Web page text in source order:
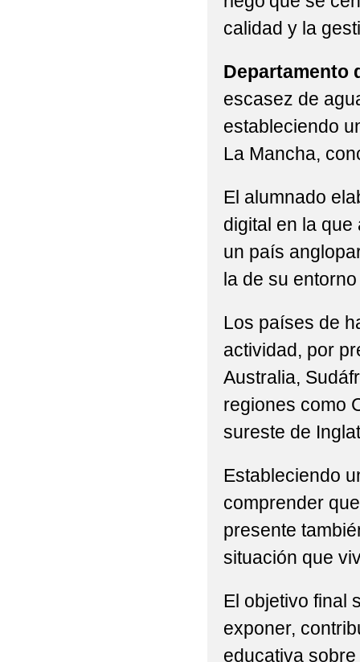
calidad y la
Departamento
escasez de
estableciendo
La Mancha,
El alumnado
digital en la
un país
la de su
Los países de
actividad, por
Australia,
regiones como
sureste de
Estableciendo
comprender
presente
situación que
El objetivo final
exponer,
educativa